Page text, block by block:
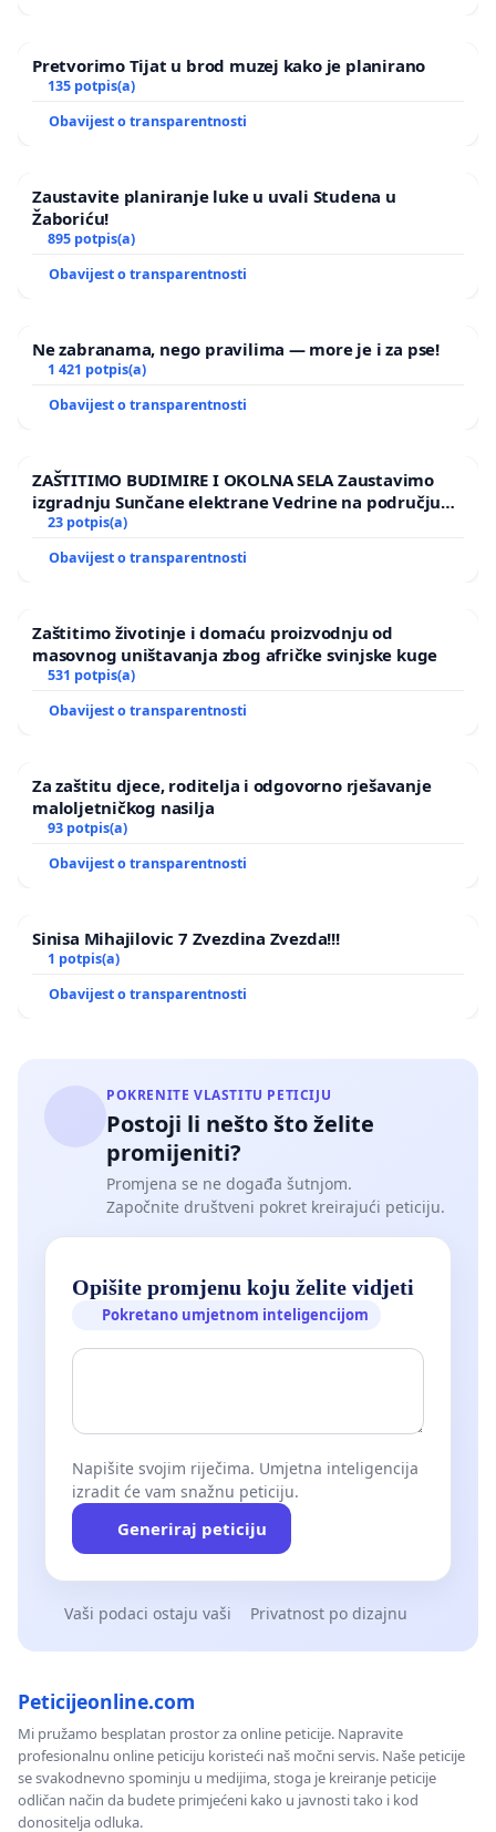
Pretvorimo Tijat u brod muzej kako je planirano
135 potpis(a)
Obavijest o transparentnosti
Zaustavite planiranje luke u uvali Studena u
Žaboriću!
895 potpis(a)
Obavijest o transparentnosti
Ne zabranama, nego pravilima — more je i za pse!
1 421 potpis(a)
Obavijest o transparentnosti
ZAŠTITIMO BUDIMIRE I OKOLNA SELA Zaustavimo
izgradnju Sunčane elektrane Vedrine na području
Ugljana
23 potpis(a)
Obavijest o transparentnosti
Zaštitimo životinje i domaću proizvodnju od
masovnog uništavanja zbog afričke svinjske kuge
531 potpis(a)
Obavijest o transparentnosti
Za zaštitu djece, roditelja i odgovorno rješavanje
maloljetničkog nasilja
93 potpis(a)
Obavijest o transparentnosti
Sinisa Mihajilovic 7 Zvezdina Zvezda!!!
1 potpis(a)
Obavijest o transparentnosti
POKRENITE VLASTITU PETICIJU
Postoji li nešto što želite
promijeniti?
Promjena se ne događa šutnjom.
Započnite društveni pokret kreirajući peticiju.
Opišite promjenu koju želite vidjeti
Pokretano umjetnom inteligencijom
Napišite svojim riječima. Umjetna inteligencija
izradit će vam snažnu peticiju.
Generiraj peticiju
Vaši podaci ostaju vaši Privatnost po dizajnu
Peticijeonline.com
Mi pružamo besplatan prostor za online peticije. Napravite
profesionalnu online peticiju koristeći naš močni servis. Naše peticije
se svakodnevno spominju u medijima, stoga je kreiranje peticije
odličan način da budete primjećeni kako u javnosti tako i kod
donositelja odluka.